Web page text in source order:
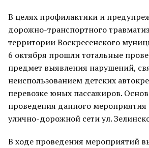
В целях профилактики и
дорожно-транспортного
территории Воскресенского
6 октября прошли тотальные
предмет выявления нарушений,
неиспользованием детских
перевозке юных пассажиров.
проведения данного мероприятия
улично-дорожной сети ул.
В ходе проведения мероприятий